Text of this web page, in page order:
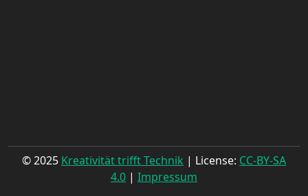
© 2025 Kreativität trifft Technik | License: CC-BY-SA
4.0 | Impressum